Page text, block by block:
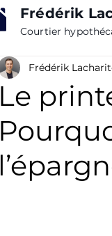
Frédérik
Courtier
Le
Frédérik